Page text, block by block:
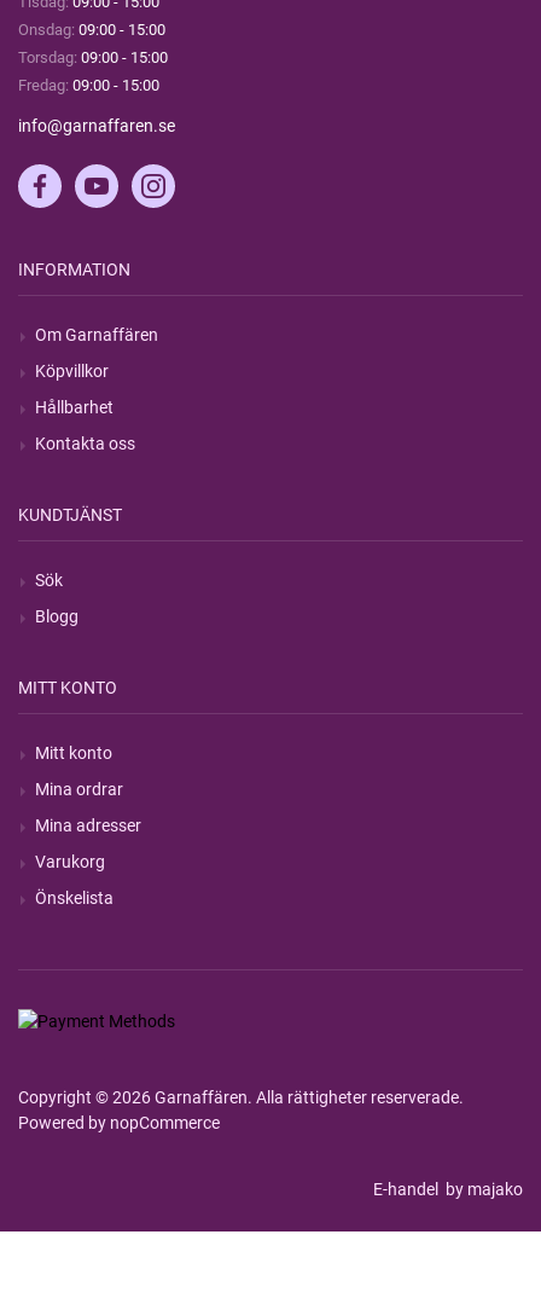
Onsdag: 09:00 - 15:00
Torsdag: 09:00 - 15:00
Fredag: 09:00 - 15:00
info@garnaffaren.se
INFORMATION
Om Garnaffären
Köpvillkor
Hållbarhet
Kontakta oss
KUNDTJÄNST
Sök
Blogg
MITT KONTO
Mitt konto
Mina ordrar
Mina adresser
Varukorg
Önskelista
Copyright © 2026 Garnaffären. Alla rättigheter reserverade.
Powered by nopCommerce
E-handel by majako